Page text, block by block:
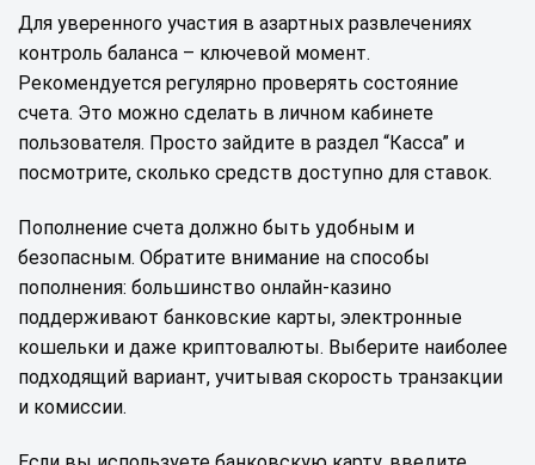
Для уверенного участия в азартных развлечениях
контроль баланса – ключевой момент.
Рекомендуется регулярно проверять состояние
счета. Это можно сделать в личном кабинете
пользователя. Просто зайдите в раздел “Касса” и
посмотрите, сколько средств доступно для ставок.
Пополнение счета должно быть удобным и
безопасным. Обратите внимание на способы
пополнения: большинство онлайн-казино
поддерживают банковские карты, электронные
кошельки и даже криптовалюты. Выберите наиболее
подходящий вариант, учитывая скорость транзакции
и комиссии.